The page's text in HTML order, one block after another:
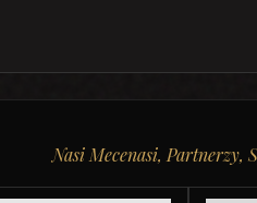
Nasi Mecenasi, Partnerzy,